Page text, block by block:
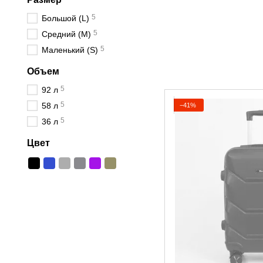
−41%
Большой (L) 5
Средний (М) 5
Маленький (S) 5
Объем
92 л 5
58 л 5
36 л 5
Цвет